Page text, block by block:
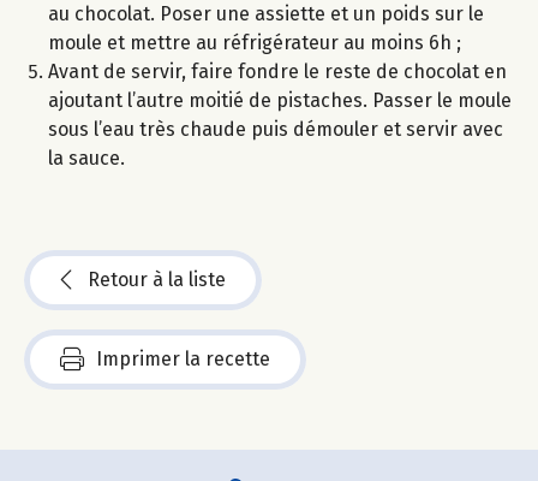
au chocolat. Poser une assiette et un poids sur le
moule et mettre au réfrigérateur au moins 6h ;
Avant de servir, faire fondre le reste de chocolat en
ajoutant l’autre moitié de pistaches. Passer le moule
sous l’eau très chaude puis démouler et servir avec
la sauce.
Retour à la liste
Imprimer la recette